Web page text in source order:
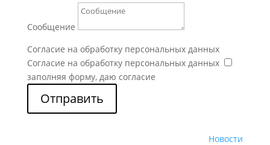
Сообщение
Согласие на обработку персональных данных
Согласие на обработку персональных данных
заполняя форму, даю согласие
Отправить
Новости